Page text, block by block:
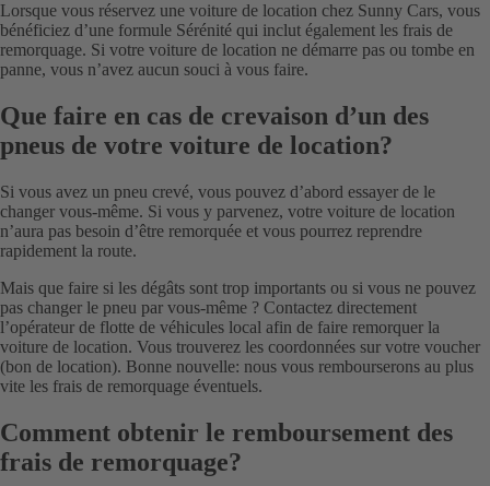
Lorsque vous réservez une voiture de location chez Sunny Cars, vous
bénéficiez d’une formule Sérénité qui inclut également les frais de
remorquage. Si votre voiture de location ne démarre pas ou tombe en
panne, vous n’avez aucun souci à vous faire.
Que faire en cas de crevaison d’un des
pneus de votre voiture de location?
Si vous avez un pneu crevé, vous pouvez d’abord essayer de le
changer vous-même. Si vous y parvenez, votre voiture de location
n’aura pas besoin d’être remorquée et vous pourrez reprendre
rapidement la route.
Mais que faire si les dégâts sont trop importants ou si vous ne pouvez
pas changer le pneu par vous-même ? Contactez directement
l’opérateur de flotte de véhicules local afin de faire remorquer la
voiture de location. Vous trouverez les coordonnées sur votre voucher
(bon de location). Bonne nouvelle: nous vous rembourserons au plus
vite les frais de remorquage éventuels.
Comment obtenir le remboursement des
frais de remorquage?